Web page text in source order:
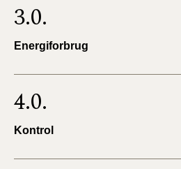
2018)
BR15 (2015-2018)
2010)
3.0.
Energiforbrug
4.0.
Kontrol